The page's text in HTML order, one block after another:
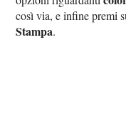
così via, e infine premi
Stampa.